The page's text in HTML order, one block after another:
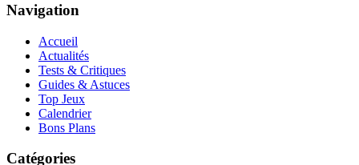
Navigation
Accueil
Actualités
Tests & Critiques
Guides & Astuces
Top Jeux
Calendrier
Bons Plans
Catégories